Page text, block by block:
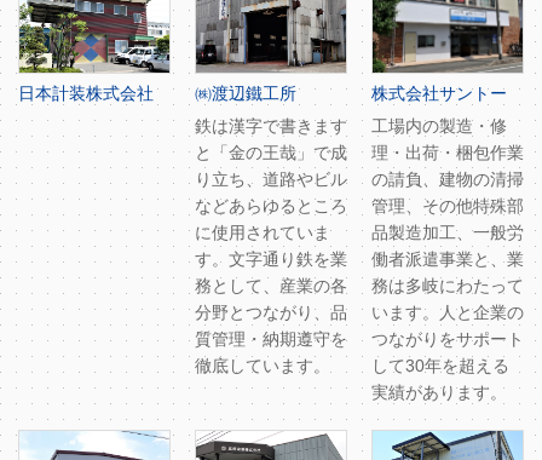
日本計装株式会社
㈱渡辺鐵工所
鉄は漢字で書きます
と「金の王哉」で成
り立ち、道路やビル
などあらゆるところ
に使用されていま
す。文字通り鉄を業
務として、産業の各
分野とつながり、品
質管理・納期遵守を
徹底しています。
株式会社サントー
工場内の製造・修
理・出荷・梱包作業
の請負、建物の清掃
管理、その他特殊部
品製造加工、一般労
働者派遣事業と、業
務は多岐にわたって
います。人と企業の
つながりをサポート
して30年を超える
実績があります。